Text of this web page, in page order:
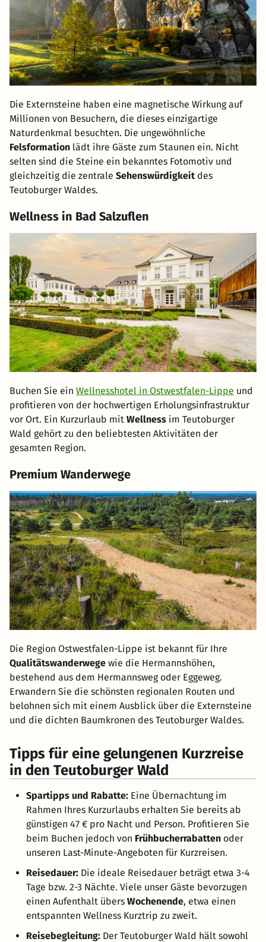
Die Externsteine haben eine magnetische Wirkung auf
Millionen von Besuchern, die dieses einzigartige
Naturdenkmal besuchten. Die ungewöhnliche
Felsformation lädt ihre Gäste zum Staunen ein. Nicht
selten sind die Steine ein bekanntes Fotomotiv und
gleichzeitig die zentrale Sehenswürdigkeitdes
Teutoburger Waldes.
Wellness in Bad Salzuflen
Buchen Sie ein Wellnesshotel in Ostwestfalen-Lippe und
profitieren von der hochwertigen Erholungsinfrastruktur
vor Ort. Ein Kurzurlaub mit Wellness im Teutoburger
Wald gehört zu den beliebtesten Aktivitäten der
gesamten Region.
Premium Wanderwege
Die Region Ostwestfalen-Lippe ist bekannt für Ihre
Qualitätswanderwege wie die Hermannshöhen,
bestehend aus dem Hermannsweg oder Eggeweg.
Erwandern Sie die schönsten regionalen Routen und
belohnen sich mit einem Ausblick über die Externsteine
und die dichten Baumkronen des Teutoburger Waldes.
Tipps für eine gelungenen Kurzreise
in den Teutoburger Wald
Spartipps und Rabatte: Eine Übernachtung im
Rahmen Ihres Kurzurlaubs erhalten Sie bereits ab
günstigen 47 € pro Nacht und Person. Profitieren Sie
beim Buchen jedoch von Frühbucherrabatten oder
unseren Last-Minute-Angeboten für Kurzreisen.
Reisedauer: Die ideale Reisedauer beträgt etwa 3-4
Tage bzw. 2-3 Nächte. Viele unser Gäste bevorzugen
einen Aufenthalt übers Wochenende, etwa einen
entspannten Wellness Kurztrip zu zweit.
Reisebegleitung: Der Teutoburger Wald hält sowohl